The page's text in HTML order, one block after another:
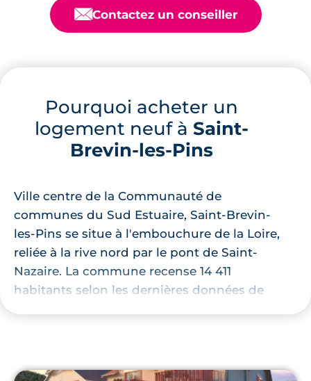
📧Contactez un conseiller
Pourquoi acheter un
logement neuf à Saint-
Brevin-les-Pins
Ville centre de la Communauté de
communes du Sud Estuaire, Saint-Brevin-
les-Pins se situe à l'embouchure de la Loire,
reliée à la rive nord par le pont de Saint-
Nazaire. La commune recense 14 411
habitants selon les dernières données de
communes de Saint-Michel-Chef-Chef,